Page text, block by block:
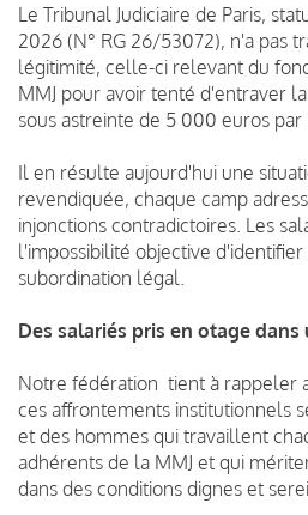
Le Tribunal Judiciaire de Paris,
2026 (N° RG 26/53072), n'a pas
légitimité, celle-ci relevant du
MMJ pour avoir tenté d'entraver
sous astreinte de 5 000 euros par
Il en résulte aujourd'hui une
revendiquée, chaque camp
injonctions contradictoires. Les
l'impossibilité objective
subordination légal.
Des salariés pris en otage
Notre fédération tient à rappeler
ces affrontements institutionnels
et des hommes qui travaillent
adhérents de la MMJ et qui
dans des conditions dignes et